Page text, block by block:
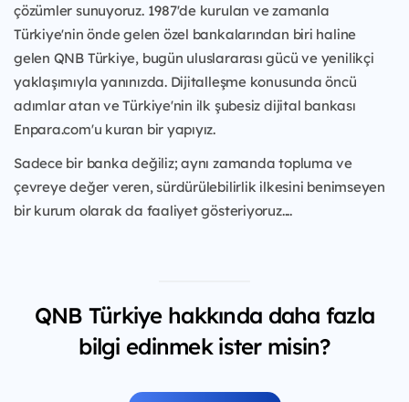
çözümler sunuyoruz. 1987'de kurulan ve zamanla
Türkiye'nin önde gelen özel bankalarından biri haline
gelen QNB Türkiye, bugün uluslararası gücü ve yenilikçi
yaklaşımıyla yanınızda. Dijitalleşme konusunda öncü
adımlar atan ve Türkiye'nin ilk şubesiz dijital bankası
Enpara.com'u kuran bir yapıyız.
Sadece bir banka değiliz; aynı zamanda topluma ve
çevreye değer veren, sürdürülebilirlik ilkesini benimseyen
bir kurum olarak da faaliyet gösteriyoruz....
QNB Türkiye hakkında daha fazla
bilgi edinmek ister misin?